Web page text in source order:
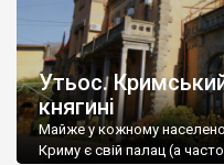
Утьос.
княгині
Майже у кожному
Криму є свій палац (а